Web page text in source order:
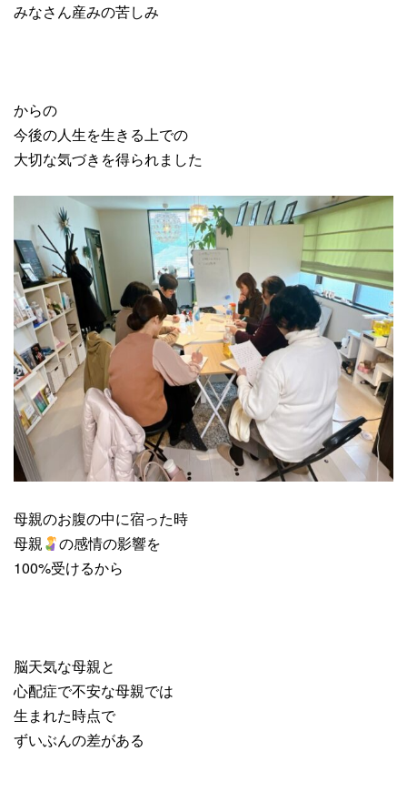
みなさん産みの苦しみ
からの
今後の人生を生きる上での
大切な気づきを得られました
母親のお腹の中に宿った時
母親
の感情の影響を
100%受けるから
脳天気な母親と
心配症で不安な母親では
生まれた時点で
ずいぶんの差がある